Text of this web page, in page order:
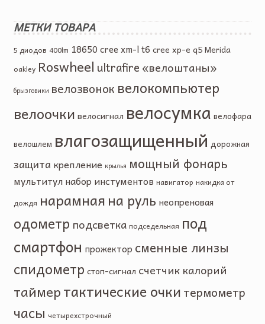
МЕТКИ ТОВАРА
5 диодов 400lm 18650 cree xm-l t6 cree xp-e q5 Merida
oakley Roswheel ultrafire«велоштаны»
брызговики велозвонок велокомпьютер
велоочки велосигнал велосумка велофара
велошлем влагозащищенный дорожная
защита крепление крылья мощный фонарь
мультитул набор инстументов навигатор накидка от
дождя нарамнаяна руль неопреновая
одометр подсветка подседельная под
смартфон прожектор сменные линзы
спидометр стоп-сигнал счетчик калорий
таймертактические очкитермометр
часы четырехстрочный